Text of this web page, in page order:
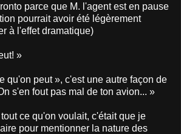
parce que M. l'agent est en pause
pourrait avoir été légèrement
à l'effet dramatique)
»
qu'on peut », c'est une autre façon de
s'en fout pas mal de ton avion... »
ce qu'on voulait, c'était que je
pour mentionner la nature des